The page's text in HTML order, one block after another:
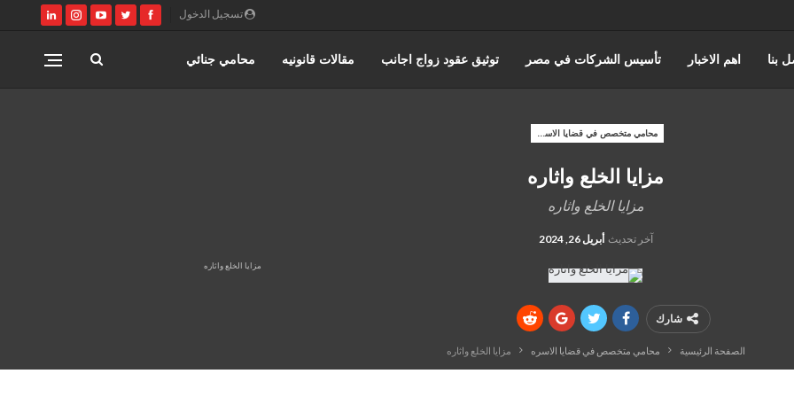
تسجيل الدخول
بنا اهم الاخبار تأسيس الشركات في مصر توثيق عقود زواج اجانب مقالات قانونيه محامي جنائي
القانون المصري محامي مدني
محامي متخصص في قضايا الاسره
مزايا الخلع واثاره
مزايا الخلع واثاره
آخر تحديث أبريل 26, 2024
مزايا الخلع واثاره
شارك
الصفحة الرئيسية محامي متخصص في قضايا الاسره مزايا الخلع واثاره